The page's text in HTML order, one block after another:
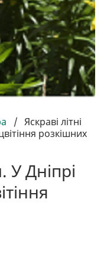
/ Яскраві літні
розкішних
У Дніпрі